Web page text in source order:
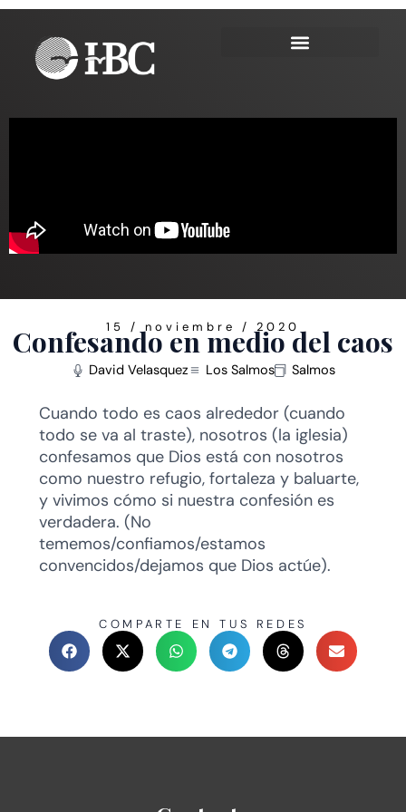
Ir
contenido
15 / noviembre / 2020
Confesando en medio del caos
David Velasquez Los Salmos Salmos
Cuando todo es caos alrededor (cuando
todo se va al traste), nosotros (la iglesia)
confesamos que Dios está con nosotros
como nuestro refugio, fortaleza y baluarte,
y vivimos cómo si nuestra confesión es
verdadera. (No
tememos/confiamos/estamos
convencidos/dejamos que Dios actúe).
COMPARTE EN TUS REDES